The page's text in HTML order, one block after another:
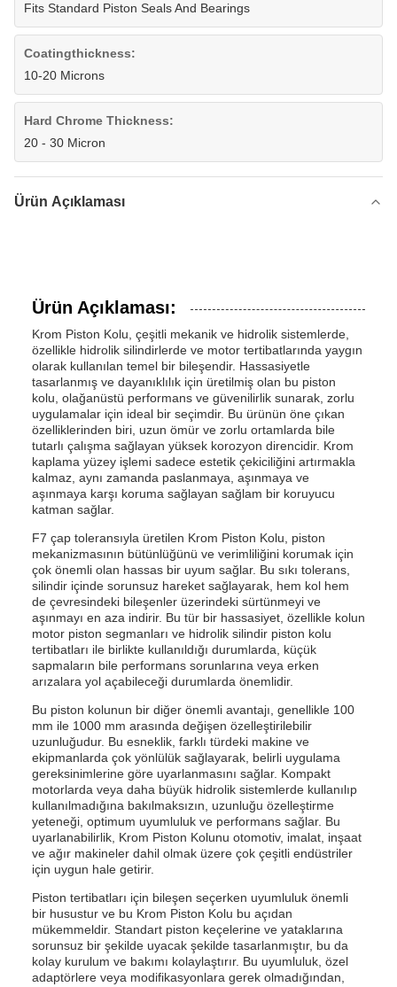
Fits Standard Piston Seals And Bearings
Coatingthickness:
10-20 Microns
Hard Chrome Thickness:
20 - 30 Micron
Ürün Açıklaması
Ürün Açıklaması:
Krom Piston Kolu, çeşitli mekanik ve hidrolik sistemlerde,
özellikle hidrolik silindirlerde ve motor tertibatlarında yaygın
olarak kullanılan temel bir bileşendir. Hassasiyetle
tasarlanmış ve dayanıklılık için üretilmiş olan bu piston
kolu, olağanüstü performans ve güvenilirlik sunarak, zorlu
uygulamalar için ideal bir seçimdir. Bu ürünün öne çıkan
özelliklerinden biri, uzun ömür ve zorlu ortamlarda bile
tutarlı çalışma sağlayan yüksek korozyon direncidir. Krom
kaplama yüzey işlemi sadece estetik çekiciliğini artırmakla
kalmaz, aynı zamanda paslanmaya, aşınmaya ve
aşınmaya karşı koruma sağlayan sağlam bir koruyucu
katman sağlar.
F7 çap toleransıyla üretilen Krom Piston Kolu, piston
mekanizmasının bütünlüğünü ve verimliliğini korumak için
çok önemli olan hassas bir uyum sağlar. Bu sıkı tolerans,
silindir içinde sorunsuz hareket sağlayarak, hem kol hem
de çevresindeki bileşenler üzerindeki sürtünmeyi ve
aşınmayı en aza indirir. Bu tür bir hassasiyet, özellikle kolun
motor piston segmanları ve hidrolik silindir piston kolu
tertibatları ile birlikte kullanıldığı durumlarda, küçük
sapmaların bile performans sorunlarına veya erken
arızalara yol açabileceği durumlarda önemlidir.
Bu piston kolunun bir diğer önemli avantajı, genellikle 100
mm ile 1000 mm arasında değişen özelleştirilebilir
uzunluğudur. Bu esneklik, farklı türdeki makine ve
ekipmanlarda çok yönlülük sağlayarak, belirli uygulama
gereksinimlerine göre uyarlanmasını sağlar. Kompakt
motorlarda veya daha büyük hidrolik sistemlerde kullanılıp
kullanılmadığına bakılmaksızın, uzunluğu özelleştirme
yeteneği, optimum uyumluluk ve performans sağlar. Bu
uyarlanabilirlik, Krom Piston Kolunu otomotiv, imalat, inşaat
ve ağır makineler dahil olmak üzere çok çeşitli endüstriler
için uygun hale getirir.
Piston tertibatları için bileşen seçerken uyumluluk önemli
bir husustur ve bu Krom Piston Kolu bu açıdan
mükemmeldir. Standart piston keçelerine ve yataklarına
sorunsuz bir şekilde uyacak şekilde tasarlanmıştır, bu da
kolay kurulum ve bakımı kolaylaştırır. Bu uyumluluk, özel
adaptörlere veya modifikasyonlara gerek olmadığından,